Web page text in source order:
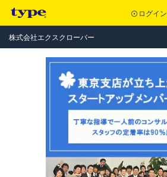
ログイン
株式会社エクスクローバー